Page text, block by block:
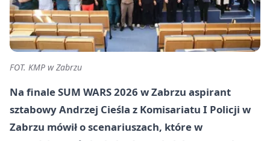
FOT. KMP w Zabrzu
Na finale SUM WARS 2026 w Zabrzu aspirant
sztabowy Andrzej Cieśla z Komisariatu I Policji w
Zabrzu mówił o scenariuszach, które w